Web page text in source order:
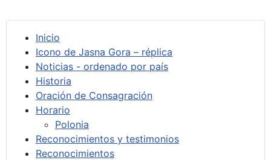
Inicio
Icono de Jasna Gora – réplica
Noticias - ordenado por país
Historia
Oración de Consagración
Horario
Polonia
Reconocimientos y testimonios
Reconocimientos